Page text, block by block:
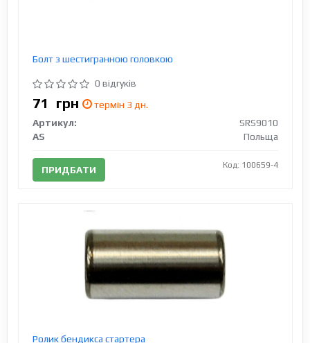
Болт з шестигранною головкою
0 відгуків
71 грн
термін 3 дн.
Артикул:
SRS9010
AS
Польща
ПРИДБАТИ Код: 100659-4
Ролик бендикса стартера